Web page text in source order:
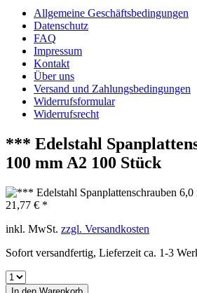
Allgemeine Geschäftsbedingungen
Datenschutz
FAQ
Impressum
Kontakt
Über uns
Versand und Zahlungsbedingungen
Widerrufsformular
Widerrufsrecht
*** Edelstahl
100 mm A2 100 Stück
21,77 € *
inkl. MwSt. zzgl. Versandkosten
Sofort versandfertig, Lieferzeit ca. 1-3